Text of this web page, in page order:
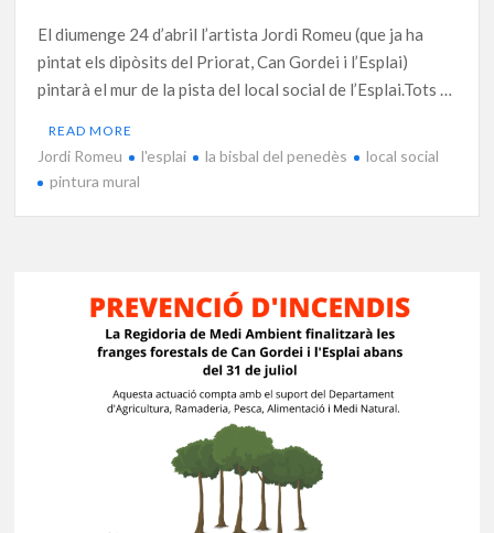
El diumenge 24 d’abril l’artista Jordi Romeu (que ja ha
pintat els dipòsits del Priorat, Can Gordei i l’Esplai)
pintarà el mur de la pista del local social de l’Esplai.Tots …
READ MORE
Jordi Romeu l'esplai la bisbal del penedès
local social
pintura mural